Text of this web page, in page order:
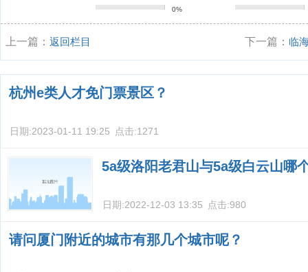
0%
上一篇： 返回栏目 下一篇：临
适与美景的
杭州e类人才免门票景区？
日期:2023-01-11 19:25 点击:1271
5a级洛阳老君山与5a级白云山哪
日期:2022-12-03 13:35 点击:980
请问厦门附近的城市有那几个城市呢？